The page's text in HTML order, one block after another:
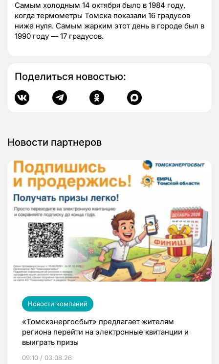
Самым холодным 14 октября было в 1984 году,
когда термометры Томска показали 16 градусов
ниже нуля. Самым жарким этот день в городе был в
1990 году — 17 градусов.
Поделиться новостью:
Новости партнеров
Новости компаний
«Томскэнергосбыт» предлагает жителям
региона перейти на электронные квитанции и
выиграть призы
09:10 / 03.08.26